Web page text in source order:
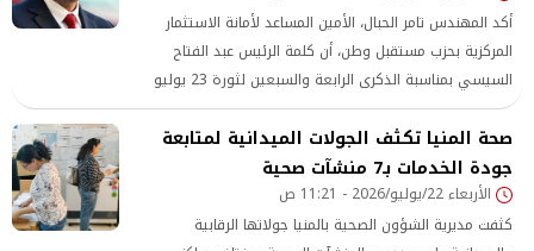
أكد المهندس تامر الحبال، الأمين المساعد لأمانة الاستثمار
المركزية بحزب مستقبل وطن، أن كلمة الرئيس عبد الفتاح
السيسي بمناسبة الذكرى الرابعة والسبعين لثورة 23 يوليو
جاءت معبرة عن رؤية وطنية متكاملة، تؤكد أن الدولة
صحة المنيا تكثف الجولات الميدانية لمتابعة
جودة الخدمات بـ7 منشآت صحية
الأربعاء 22/يوليو/2026 - 11:21 ص
كثفت مديرية الشؤون الصحية بالمنيا جولاتها الرقابية